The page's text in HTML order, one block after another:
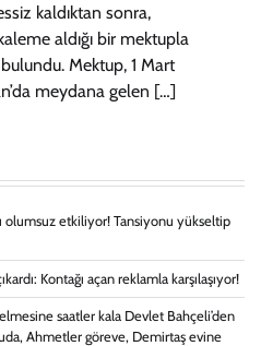
kaldıktan sonra,
aldığı bir mektupla
Mektup, 1 Mart
meydana gelen […]
olumsuz etkiliyor! Tansiyonu yükseltip
Kontağı açan reklamla karşılaşıyor!
saatler kala Devlet Bahçeli’den
Ahmetler göreve, Demirtaş evine